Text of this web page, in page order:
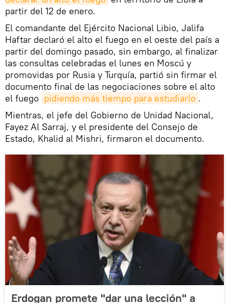
partir del 12 de enero.
El comandante del Ejército Nacional Libio, Jalifa
Haftar declaró el alto el fuego en el oeste del país a
partir del domingo pasado, sin embargo, al finalizar
las consultas celebradas el lunes en Moscú y
promovidas por Rusia y Turquía, partió sin firmar el
documento final de las negociaciones sobre el alto
el fuego pidiendo más tiempo para estudiarlo .
Mientras, el jefe del Gobierno de Unidad Nacional,
Fayez Al Sarraj, y el presidente del Consejo de
Estado, Khalid al Mishri, firmaron el documento.
Erdogan promete "dar una lección" a